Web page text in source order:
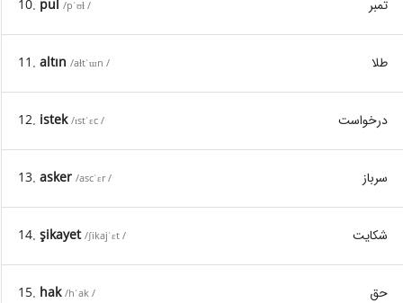
10. pul /pˈʊɫ / تمبر
11. altın /aɫtˈɯn / طلا
12. istek /ɪstˈɛc / درخواست
13. asker /ascˈɛr / سرباز
14. şikayet /ʃikajˈɛt / شکایت
15. hak /hˈak / حق